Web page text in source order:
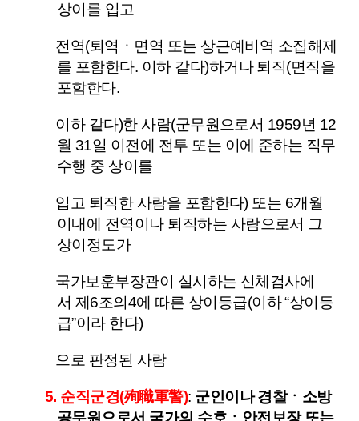
상이를 입고
전역(퇴역ㆍ면역 또는 상근예비역 소집해제
를 포함한다. 이하 같다)하거나 퇴직(면직을
포함한다.
이하 같다)한 사람(군무원으로서 1959년 12
월 31일 이전에 전투 또는 이에 준하는 직무
수행 중 상이를
입고 퇴직한 사람을 포함한다) 또는 6개월
이내에 전역이나 퇴직하는 사람으로서 그
상이정도가
국가보훈부장관이 실시하는 신체검사에
서 제6조의4에 따른 상이등급(이하 “상이등
급”이라 한다)
으로 판정된 사람
5. 순직군경(殉職軍警): 군인이나 경찰ㆍ소방
공무원으로서 국가의 수호ㆍ안전보장 또는